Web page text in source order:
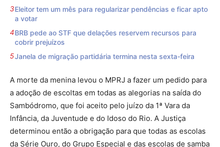
Eleitor tem um mês para regularizar pendências e ficar apto
a votar
BRB pede ao STF que delações reservem recursos para
cobrir prejuízos
Janela de migração partidária termina nesta sexta-feira
A morte da menina levou o MPRJ a fazer um pedido para
a adoção de escoltas em todas as alegorias na saída do
Sambódromo, que foi aceito pelo juízo da 1ª Vara da
Infância, da Juventude e do Idoso do Rio. A Justiça
determinou então a obrigação para que todas as escolas
da Série Ouro, do Grupo Especial e das escolas de samba